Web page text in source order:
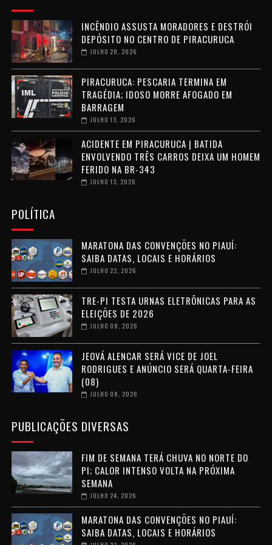
INCÊNDIO ASSUSTA MORADORES E DESTRÓI
DEPÓSITO NO CENTRO DE PIRACURUCA
JULHO 28, 2026
PIRACURUCA: PESCARIA TERMINA EM
TRAGÉDIA; IDOSO MORRE AFOGADO EM
BARRAGEM
JULHO 13, 2026
ACIDENTE EM PIRACURUCA | BATIDA
ENVOLVENDO TRÊS CARROS DEIXA UM HOMEM
FERIDO NA BR-343
JULHO 13, 2026
POLÍTICA
MARATONA DAS CONVENÇÕES NO PIAUÍ:
SAIBA DATAS, LOCAIS E HORÁRIOS
JULHO 22, 2026
TRE-PI TESTA URNAS ELETRÔNICAS PARA AS
ELEIÇÕES DE 2026
JULHO 08, 2026
JEOVÁ ALENCAR SERÁ VICE DE JOEL
RODRIGUES E ANÚNCIO SERÁ QUARTA-FEIRA
(08)
JULHO 08, 2026
PUBLICAÇÕES DIVERSAS
FIM DE SEMANA TERÁ CHUVA NO NORTE DO
PI; CALOR INTENSO VOLTA NA PRÓXIMA
SEMANA
JULHO 24, 2026
MARATONA DAS CONVENÇÕES NO PIAUÍ:
SAIBA DATAS, LOCAIS E HORÁRIOS